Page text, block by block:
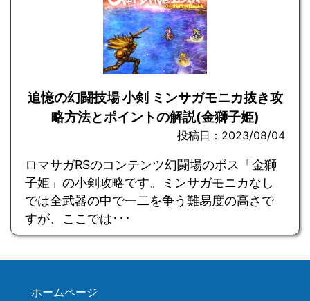
追憶の幻闘技場 小剣 ミンサガモニカ抜き攻
略方法とポイントの解説(金獅子姫)
投稿日：2023/08/04
ロマサガRSのコンテンツ幻闘場のボス「金獅
子姫」の小剣攻略です。ミンサガモニカなし
では全武器の中で一二を争う難易度の高さで
すが、ここでは･･･
ホームページ